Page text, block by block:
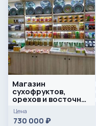
Магазин
сухофруктов,
орехов и восточных
сладостей у кассы
Пятёрочки
Цена
730 000 ₽